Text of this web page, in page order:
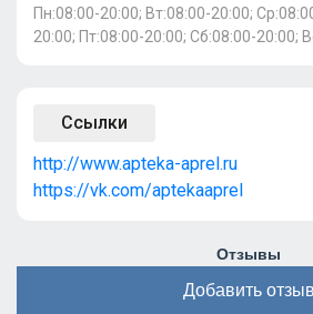
Пн:08:00-20:00; Вт:08:00-20:00;
20:00; Пт:08:00-20:00; Сб:08:00-20:00;
Ссылки
http://www.apteka-aprel.ru
https://vk.com/aptekaaprel
Отзывы
Добавить отзыв